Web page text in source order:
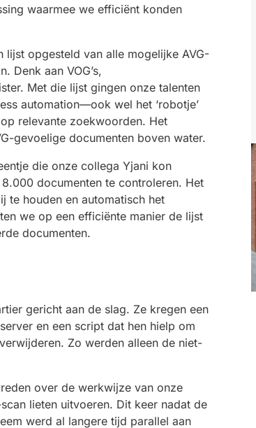
waarmee we efficiënt konden
lijst opgesteld van alle mogelijke AVG-
Denk aan VOG’s,
Met die lijst gingen onze talenten
automation—ook wel het ‘robotje’
relevante zoekwoorden. Het
gevoelige documenten boven water.
dieonze collegaYjani kon
documenten te controleren. Het
te houden en automatisch het
we op een efficiënte manier de lijst
documenten.
gericht aan de slag. Ze kregen een
en een script dat hen hielp om
Zo werden alleen de niet-
over de werkwijze van onze
lieten uitvoeren. Dit keer nadat de
werd al langere tijd parallel aan